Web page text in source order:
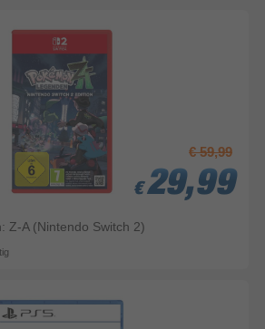
€ 59,99
€ 29,99
€ 29,99
€ 29,99
Z-A (Nintendo Switch 2)